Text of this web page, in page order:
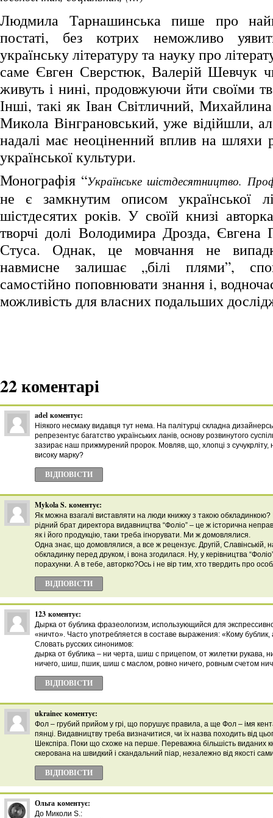
Людмила Тарнашинська пише про
постаті, без котрих неможливо
українську літературу та науку про
саме Євген Сверстюк, Валерій Шевчук
живуть і нині, продовжуючи йти своїми
Інші, такі як Іван Світличний,
Микола Вінграновський, уже відійшли,
надалі має неоціненний вплив на шляхи
української культури.
Монографія “Українське шістдесятництво.
не є замкнутим описом української
шістдесятих років. У своїй книзі
творчі долі Володимира Дрозда, Євгена
Стуса. Однак, це мовчання не
навмисне залишає „білі плями”,
самостійно поповнювати знання і,
можливість для власних подальших
22 коментарі
adel коментує:
Ніякого несмаку видавця тут нема. На палітурці складна
репрезентує багатство українських ланів, основу розвинутого
зазирає наш прижмурений пророк. Мовляв, що, хлопці з сучукрліту,
високу марку?
ВІДПОВІCТИ
Mykola S. коментує:
Як можна взагалі виставляти на люди книжку з такою
рідний брат директора видавництва “Фоліо” – це ж історична
як і його продукцію, таки треба ігнорувати. Ми ж домовлялися.
Одна знає, що домовлялися, а все ж рецензує. Другій, Славінській,
обкладинку перед друком, і вона згодилася. Ну, у керівництва
порахунки. А в тебе, авторко?Ось і не вір тим, хто твердить про
ВІДПОВІCТИ
123 коментує:
Дырка от бублика фразеологизм, использующийся для
«ничто». Часто употребляется в составе выражения: «Кому бублик,
Словать русских синонимов:
дырка от бублика – ни черта, шиш с прицепом, от жилетки рукава,
ничего, шиш, пшик, шиш с маслом, ровно ничего, ровным счетом
ВІДПОВІCТИ
ukrainec коментує:
Фол – грубий прийом у грі, що порушує правила, а ще Фол – імя
пянці. Видавництву треба визначитися, чи їх назва походить від
Шекспіра. Поки що схоже на перше. Переважна більшість виданих
скерована на швидкий і скандальний піар, незалежно від якості
ВІДПОВІCТИ
Ольга коментує:
До Миколи S.: